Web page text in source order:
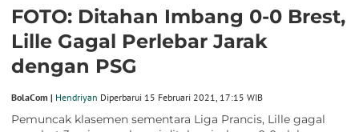
FOTO: Ditahan Imbang 0-0 Brest,
Lille Gagal Perlebar Jarak
dengan PSG
BolaCom | Hendriyan Diperbarui 15 Februari 2021, 17:15 WIB
Pemuncak klasemen sementara Liga Prancis, Lille gagal